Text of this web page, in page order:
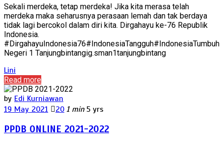
Sekali merdeka, tetap merdeka! Jika kita merasa telah
merdeka maka seharusnya perasaan lemah dan tak berdaya
tidak lagi bercokol dalam diri kita. Dirgahayu ke-76 Republik
Indonesia.
Negeri 1 Tanjungbintangig.sman1tanjungbintang
Lini
Read more
by Edi Kurniawan
19 May 2021
20 1 min 5 yrs
PPDB ONLINE 2021-2022